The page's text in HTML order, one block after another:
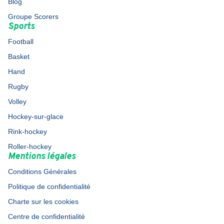
Groupe Scorers
Sports
Football
Basket
Hand
Rugby
Volley
Hockey-sur-glace
Rink-hockey
Roller-hockey
Mentions légales
Conditions Générales
Politique de confidentialité
Charte sur les cookies
Centre de confidentialité